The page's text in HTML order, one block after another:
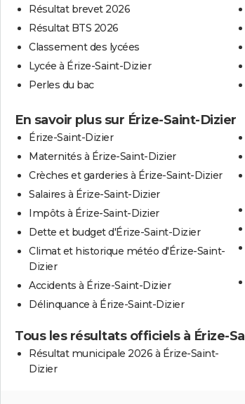
Résultat brevet 2026
Résultat BTS 2026
Classement des lycées
Lycée à Érize-Saint-Dizier
Perles du bac
En savoir plus sur Érize-Saint-Dizier
Érize-Saint-Dizier
Maternités à Érize-Saint-Dizier
Crèches et garderies à Érize-Saint-Dizier
Salaires à Érize-Saint-Dizier
Impôts à Érize-Saint-Dizier
Dette et budget d'Érize-Saint-Dizier
Climat et historique météo d'Érize-Saint-
Dizier
Accidents à Érize-Saint-Dizier
Délinquance à Érize-Saint-Dizier
Tous les résultats officiels à Érize-
Résultat municipale 2026 à Érize-Saint-
Dizier